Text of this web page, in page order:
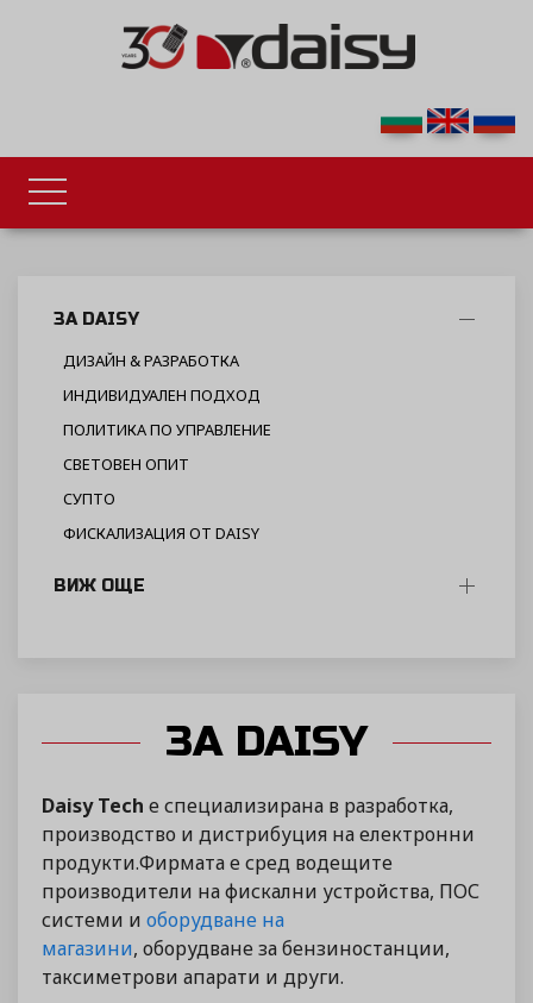
ЗА DAISY
ДИЗАЙН & РАЗРАБОТКА
ИНДИВИДУАЛЕН ПОДХОД
ПОЛИТИКА ПО УПРАВЛЕНИЕ
СВЕТОВЕН ОПИТ
СУПТО
ФИСКАЛИЗАЦИЯ ОТ DAISY
ВИЖ ОЩЕ
ЗА DAISY
Daisy Tech е специализирана в разработка,
производство и дистрибуция на електронни
продукти.Фирмата е сред водещите
производители на фискални устройства, ПОС
системи и оборудване на
магазини, оборудване за бензиностанции,
таксиметрови апарати и други.